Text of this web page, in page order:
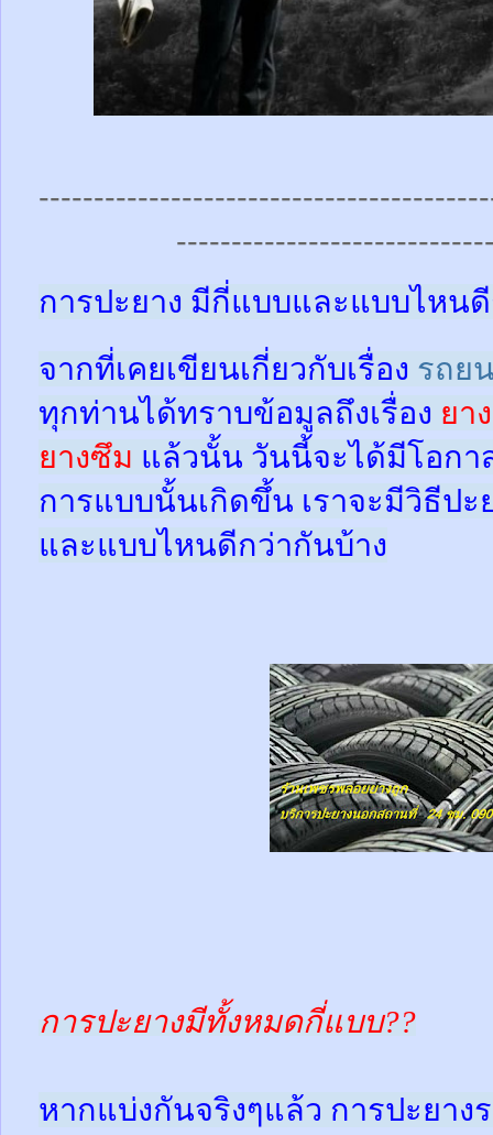
การปะยาง มีกี่แบบและแบบไหน
จากที่เคยเขียนเกี่ยวกับเรื่อง รถย
ทุกท่านได้ทราบข้อมูลถึงเรื่อง ยา
ยางซึม แล้วนั้น วันนี้จะได้มีโอกา
การแบบนั้นเกิดขึ้น เราจะมีวิธีปะ
และแบบไหนดีกว่ากันบ้าง
การปะยางมีทั้งหมดกี่แบบ??
หากแบ่งกันจริงๆแล้ว การปะยาง